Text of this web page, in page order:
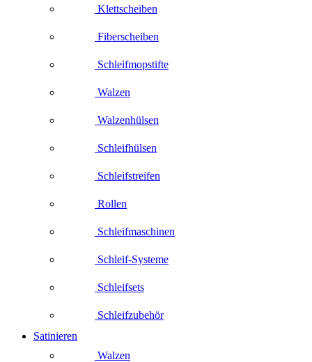
Klettscheiben
Fiberscheiben
Schleifmopstifte
Walzen
Walzenhülsen
Schleifhülsen
Schleifstreifen
Rollen
Schleifmaschinen
Schleif-Systeme
Schleifsets
Schleifzubehör
Satinieren
Walzen